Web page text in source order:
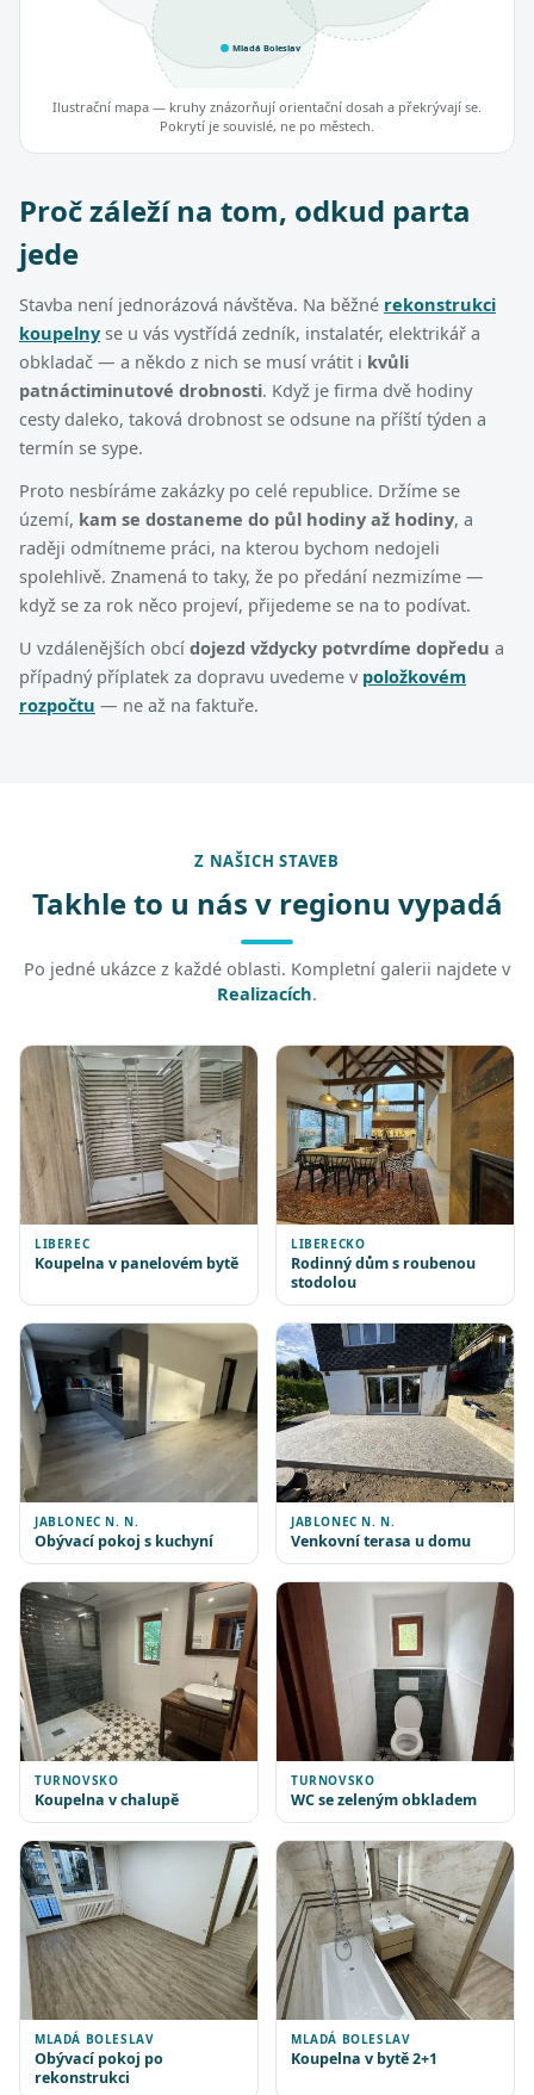
Mladá Boleslav
Ilustrační mapa — kruhy znázorňují orientační dosah a překrývají se.
Pokrytí je souvislé, ne po městech.
Proč záleží na tom, odkud parta
jede
Stavba není jednorázová návštěva. Na běžné rekonstrukci
koupelny se u vás vystřídá zedník, instalatér, elektrikář a
obkladač — a někdo z nich se musí vrátit i kvůli
patnáctiminutové drobnosti. Když je firma dvě hodiny
cesty daleko, taková drobnost se odsune na příští týden a
termín se sype.
Proto nesbíráme zakázky po celé republice. Držíme se
území, kam se dostaneme do půl hodiny až hodiny, a
raději odmítneme práci, na kterou bychom nedojeli
spolehlivě. Znamená to taky, že po předání nezmizíme —
když se za rok něco projeví, přijedeme se na to podívat.
U vzdálenějších obcí dojezd vždycky potvrdíme dopředu a
případný příplatek za dopravu uvedeme v položkovém
rozpočtu — ne až na faktuře.
Z NAŠICH STAVEB
Takhle to u nás v regionu vypadá
Po jedné ukázce z každé oblasti. Kompletní galerii najdete v
Realizacích.
LIBEREC
Koupelna v panelovém bytě
LIBERECKO
Rodinný dům s roubenou
stodolou
JABLONEC N. N.
Obývací pokoj s kuchyní
JABLONEC N. N.
Venkovní terasa u domu
TURNOVSKO
Koupelna v chalupě
TURNOVSKO
WC se zeleným obkladem
MLADÁ BOLESLAV
Obývací pokoj po
rekonstrukci
MLADÁ BOLESLAV
Koupelna v bytě 2+1